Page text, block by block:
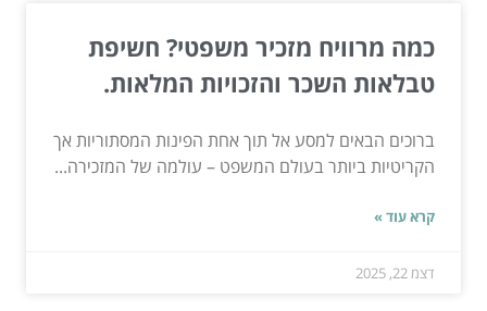
כמה מרוויח מזכיר משפטי? חשיפת
טבלאות השכר והזכויות המלאות.
ברוכים הבאים למסע אל תוך אחת הפינות המסתוריות אך
הקריטיות ביותר בעולם המשפט – עולמה של המזכירה...
קרא עוד »
דצמ 22, 2025